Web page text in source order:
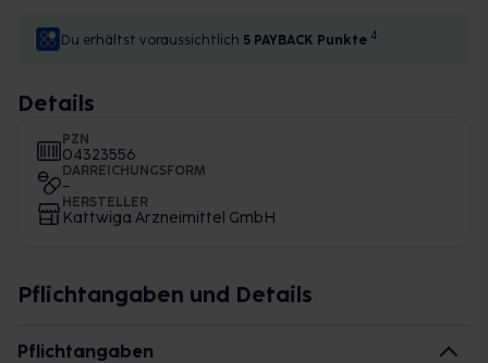
Du erhältst voraussichtlich 5 PAYBACK Punkte 4
Details
PZN
04323556
DARREICHUNGSFORM
-
HERSTELLER
Kattwiga Arzneimittel GmbH
Pflichtangaben und Details
Pflichtangaben